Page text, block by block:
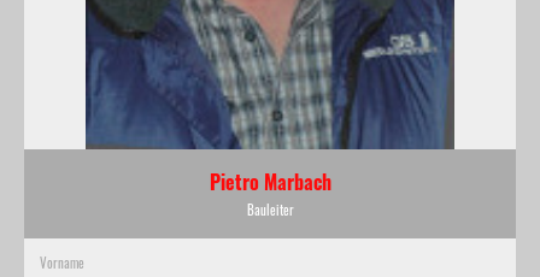
Pietro Marbach
Bauleiter
Vorname